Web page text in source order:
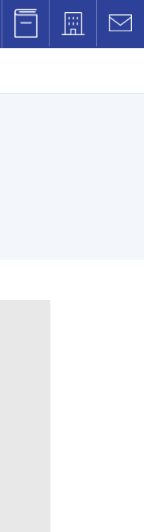
レンタル方法 アクセス